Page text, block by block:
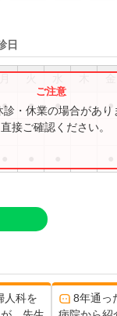
日
● ● ● ●
・休業の場合があり
接ご確認ください。
人科を
8年通っ